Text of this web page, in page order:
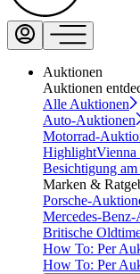
Auktionen
Auktionen
Alle Auktionen
Auto-Auktionen
Motorrad-
Highlight
Besichtigung
Marken &
Porsche-
Mercedes-
Britische
How To: Per
How To: Per